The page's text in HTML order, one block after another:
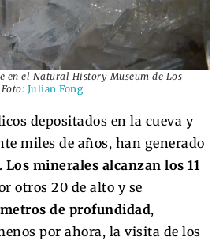
en el Natural History Museum de Los
Julian Fong
depositados en la cueva y
miles de años, han generado
Los minerales alcanzan los 11
otros 20 de alto y se
de profundidad,
por ahora, la visita de los